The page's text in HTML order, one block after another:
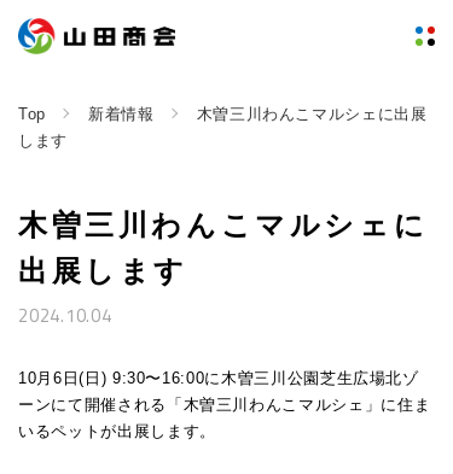
Top 新着情報
木曽三川わんこマルシェに出展
します
木曽三川わんこマルシェに
出展します
2024.10.04
10月6日(日) 9:30〜16:00に木曽三川公園芝生広場北ゾ
ーンにて開催される「木曽三川わんこマルシェ」に住ま
いるペットが出展します。